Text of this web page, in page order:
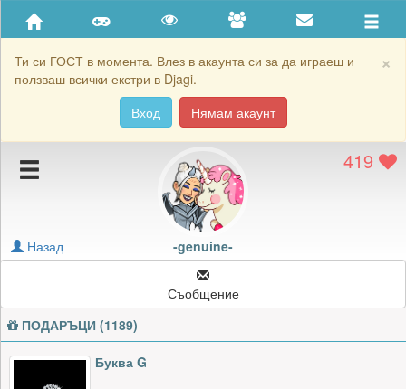
×
Ти си ГОСТ в момента. Влез в акаунта си за да играеш и
ползваш всички екстри в Djagi.
Вход
Нямам акаунт
Приятели
Хронология на игри
Подаръците на -genuine-
Картичките на -genuine-
Блокирай -genuine-
419
-genuine-
Назад
Съобщение
ПОДАРЪЦИ (1189)
Буква G